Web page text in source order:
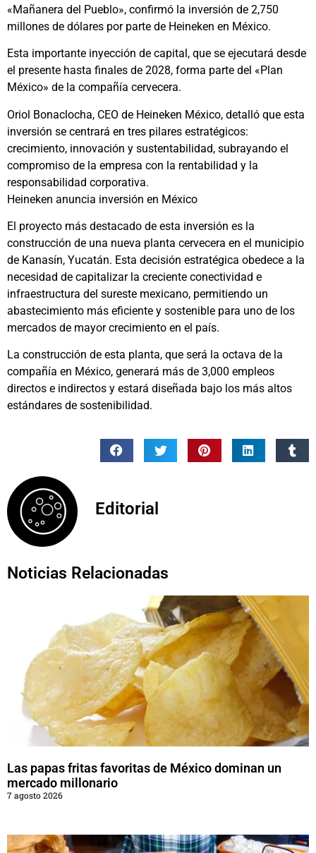
«Mañanera del Pueblo», confirmó la inversión de 2,750
millones de dólares por parte de Heineken en México.
Esta importante inyección de capital, que se ejecutará desde
el presente hasta finales de 2028, forma parte del «Plan
México» de la compañía cervecera.
Oriol Bonaclocha, CEO de Heineken México, detalló que esta
inversión se centrará en tres pilares estratégicos:
crecimiento, innovación y sustentabilidad, subrayando el
compromiso de la empresa con la rentabilidad y la
responsabilidad corporativa.
Heineken anuncia inversión en México
El proyecto más destacado de esta inversión es la
construcción de una nueva planta cervecera en el municipio
de Kanasín, Yucatán. Esta decisión estratégica obedece a la
necesidad de capitalizar la creciente conectividad e
infraestructura del sureste mexicano, permitiendo un
abastecimiento más eficiente y sostenible para uno de los
mercados de mayor crecimiento en el país.
La construcción de esta planta, que será la octava de la
compañía en México, generará más de 3,000 empleos
directos e indirectos y estará diseñada bajo los más altos
estándares de sostenibilidad.
Editorial
Noticias Relacionadas
Las papas fritas favoritas de México dominan un
mercado millonario
7 agosto 2026